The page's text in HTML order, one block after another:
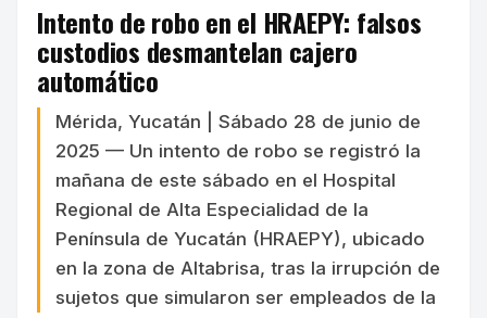
Intento de robo en el HRAEPY: falsos
custodios desmantelan cajero
automático
Mérida, Yucatán | Sábado 28 de junio de
2025 — Un intento de robo se registró la
mañana de este sábado en el Hospital
Regional de Alta Especialidad de la
Península de Yucatán (HRAEPY), ubicado
en la zona de Altabrisa, tras la irrupción de
sujetos que simularon ser empleados de la